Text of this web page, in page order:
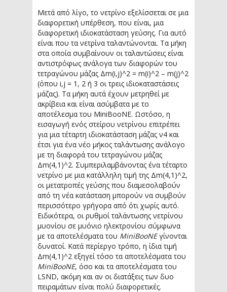
Μετά από λίγο, το νετρίνο εξελίσσεται σε μια
διαφορετική υπέρθεση, που είναι, μια
διαφορετική ιδιοκατάσταση γεύσης. Για αυτό
είναι που τα νετρίνα ταλαντώνονται. Τα μήκη
στα οποία συμβαίνουν οι ταλαντώσεις είναι
αντιστρόφως ανάλογα των διαφορών του
τετραγώνου μάζας Δm(i,j)^2 = m(i)^2 – m(j)^2
(όπου i,j = 1, 2 ή 3 οι τρεις ιδιοκαταστάσεις
μάζας). Τα μήκη αυτά έχουν μετρηθεί με
ακρίβεια και είναι ασύμβατα με το
αποτέλεσμα του MiniBooNE. Ωστόσο, η
εισαγωγή ενός στείρου νετρίνου επιτρέπει
για μια τέταρτη ιδιοκατάσταση μάζας ν4 και
έτσι για ένα νέο μήκος ταλάντωσης ανάλογο
με τη διαφορά του τετραγώνου μάζας
Δm(4,1)^2. Συμπεριλαμβάνοντας ένα τέταρτο
νετρίνο με μια κατάλληλη τιμή της Δm(4,1)^2,
οι μετατροπές γεύσης που διαμεσολαβούν
από τη νέα κατάσταση μπορούν να συμβούν
περισσότερο γρήγορα από ότι χωρίς αυτό.
Ειδικότερα, οι ρυθμοί ταλάντωσης νετρίνου
μυονίου σε μυόνιο ηλεκτρονίου σύμφωνα
με τα αποτελέσματα του MiniBooNEγίνονται
δυνατοί. Κατά περίεργο τρόπο, η ίδια τιμή
Δm(4,1)^2 εξηγεί τόσο τα αποτελέσματα του
MiniBooNE, όσο και τα αποτελέσματα του
LSND, ακόμη και αν οι διατάξεις των δυο
πειραμάτων είναι πολύ διαφορετικές.